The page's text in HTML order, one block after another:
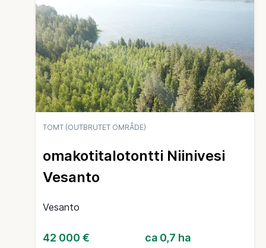
TOMT (OUTBRUTET OMRÅDE)
omakotitalotontti Niinivesi
Vesanto
Vesanto
42 000 € ca 0,7 ha